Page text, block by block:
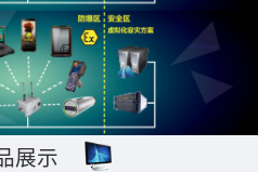
展示